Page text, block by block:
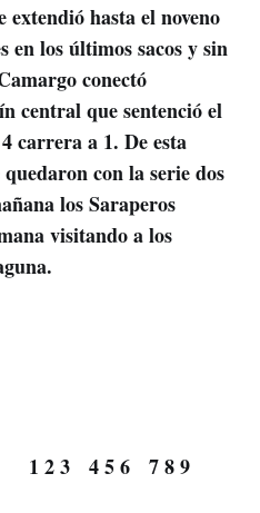
extendió hasta el noveno
en los últimos sacos y sin
conectó
central que sentenció el
carrera a 1. De esta
con la serie dos
los Saraperos
visitando a los
6 7 8 9